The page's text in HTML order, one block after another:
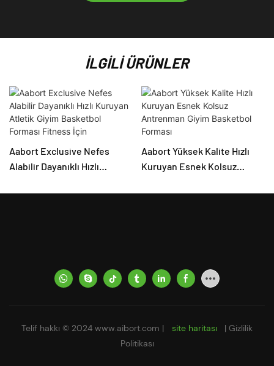
İLGILI ÜRÜNLER
Aabort Exclusive Nefes
Alabilir Dayanıklı Hızlı
Basketbol Forması Fitness
Aabort Yüksek Kalite Hızlı
Kuruyan Esnek Kolsuz
Forması
Telif hakkı © 2024 www.aibort.com | site haritası | Gizlilik
Politikası